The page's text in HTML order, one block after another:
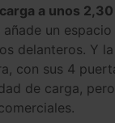
a unos
un
delanteros. Y
con sus 4
de carga,